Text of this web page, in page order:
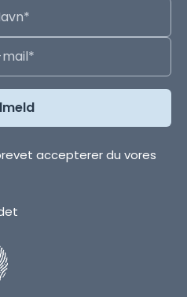
accepterer du vores